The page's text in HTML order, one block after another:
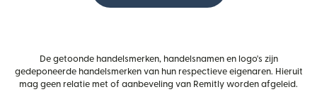
De getoonde handelsmerken, handelsnamen en logo's zijn
gedeponeerde handelsmerken van hun respectieve eigenaren. Hieruit
mag geen relatie met of aanbeveling van Remitly worden afgeleid.